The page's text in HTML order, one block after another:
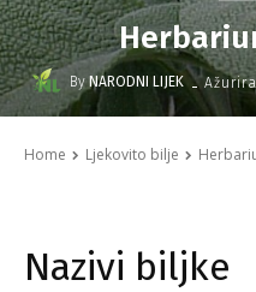
By NARODNI LIJEK -
Home Ljekovito bilje
Nazivi biljke